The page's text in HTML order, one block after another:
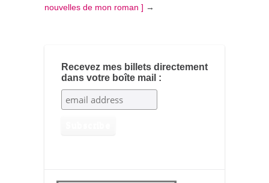
nouvelles de mon roman ] →
Recevez mes billets directement
dans votre boîte mail :